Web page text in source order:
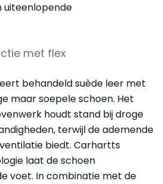
uiteenlopende
met flex
behandeld suède leer met
maar soepele schoen. Het
houdt stand bij droge
terwijl de ademende
biedt. Carhartts
laat de schoen
voet. In combinatie met de